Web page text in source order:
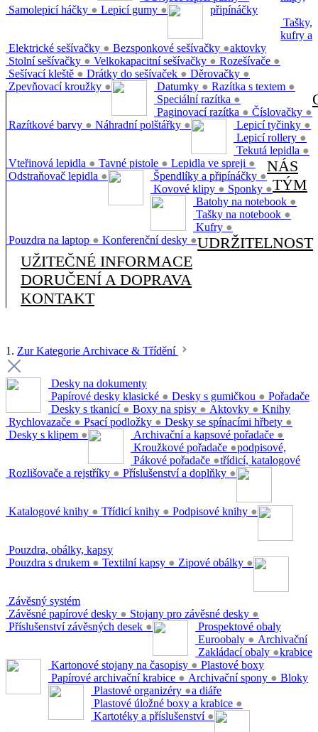
Samolepicí háčky ● Lepicí gumy ●
Elektrické sešívačky ● Bezsponkové sešívačky ●
Stolní sešívačky ● Velkokapacitní sešívačky ● Rozešívače ●
Sešívací kleště ● Drátky do sešívaček ● Děrovačky ●
Zpevňovací kroužky ● Datumky ● Razítka s textem ●
Speciální razítka ●
Paginovací razítka ● Číslovačky ●
Razítkové barvy ● Náhradní polštářky ● Lepicí tyčinky ●
Lepicí rollery ●
Tekutá lepidla ●
Vteřinová lepidla ● Tavné pistole ● Lepidla ve spreji ●
Odstraňovač lepidla ●
připínáčky
Špendlíky a připínáčky ●
Kovové klipy ● Sponky ●
Tašky,
kufry a
aktovky
Batohy na notebook ●
Tašky na notebook ●
Kufry ●
Pouzdra na laptop ● Konferenční desky ●
NÁS
TÝM
UDRŽITELNOST
UŽITEČNÉ INFORMACE
DORUČENÍ A DOPRAVA
KONTAKT
1. Zur Kategorie Archivace & Třídění
Desky na dokumenty
Papírové desky klasické ● Desky s gumičkou ●
Desky s tkanicí ● Boxy na spisy ● Aktovky ●
Rychlovazače ● Psací podložky ● Desky se spínacími hřbety ●
Desky s klipem ●
Pořadače
Archivační a kapsové pořadače ●
Kroužkové pořadače ●
Pákové pořadače ●
Rozlišovače a rejstříky ● Příslušenství a doplňky ●
Knihy
podpisové,
třídicí, katalogové
Katalogové knihy ● Třídicí knihy ● Podpisové knihy ●
Pouzdra, obálky, kapsy
Pouzdra s drukem ● Textilní kapsy ● Zipové obálky ●
Závěsný systém
Závěsné papírové desky ● Stojany pro závěsné desky ●
Příslušenství závěsných desek ●
Prospektové obaly
Euroobaly ●
Zakládací obaly ●
Archivační
krabice
Kartonové stojany na časopisy ●
Papírové archivační krabice ● Archivační spony ●
Plastové boxy
Plastové organizéry ●
Plastové úložné boxy a krabice ●
Kartotéky a příslušenství ●
Bloky
a diáře